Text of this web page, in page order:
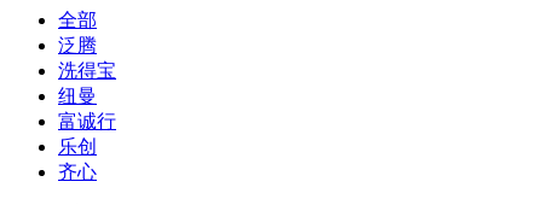
全部
泛腾
洗得宝
纽曼
富诚行
乐创
齐心